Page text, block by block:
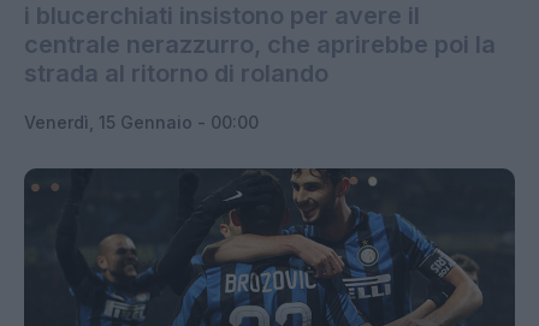
i blucerchiati insistono per avere il
centrale nerazzurro, che aprirebbe poi la
strada al ritorno di rolando
Venerdì, 15 Gennaio - 00:00